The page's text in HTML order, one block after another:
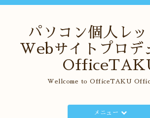
パソコン個人レッ
Webサイトプロデ
Wellcome to OfficeTAKU
メニュー